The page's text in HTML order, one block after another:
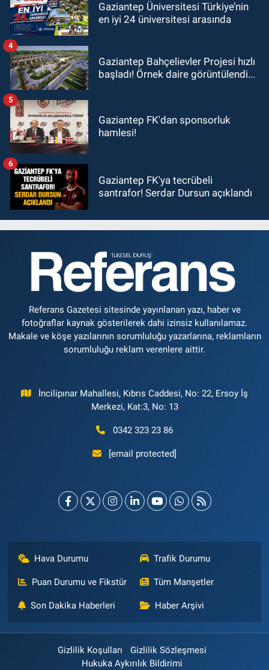
Gaziantep Üniversitesi Türkiye’nin
en iyi 24 üniversitesi arasında
Gaziantep Bahçelievler Projesi hızlı
başladı! Örnek daire görüntülendi...
4
Gaziantep FK'dan sponsorluk
hamlesi!
5
Gaziantep FK'ya tecrübeli
santrafor! Serdar Dursun açıklandı
6
Referans Gazetesi sitesinde yayınlanan yazı, haber ve
fotoğraflar kaynak gösterilerek dahi izinsiz kullanılamaz.
Makale ve köşe yazılarının sorumluluğu yazarlarına, reklamların
sorumluluğu reklam verenlere aittir.
İncilipınar Mahallesi, Kıbrıs Caddesi, No: 22, Ersoy İş
Merkezi, Kat:3, No: 13
0342 323 23 86
[email protected]
Hava Durumu Trafik Durumu
Puan Durumu ve Fikstür Tüm Manşetler
Son Dakika Haberleri Haber Arşivi
Gizlilik Koşulları
Gizlilik Sözleşmesi
Hukuka Aykırılık Bildirimi